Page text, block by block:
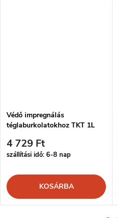
Védő impregnálás
téglaburkolatokhoz TKT 1L
4 729 Ft
szállítási idő: 6-8 nap
KOSÁRBA